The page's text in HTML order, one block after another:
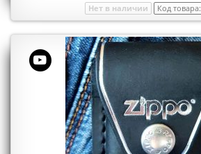
Нет в наличии Код товара: